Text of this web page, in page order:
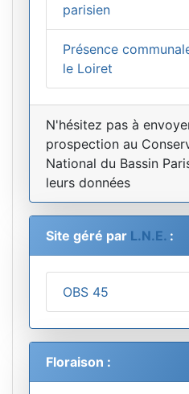
parisien
Présence
le Loiret
N'hésitez pas à
prospection au
National du Bassin
leurs données
Site géré par L.N.E. :
OBS 45
Floraison :